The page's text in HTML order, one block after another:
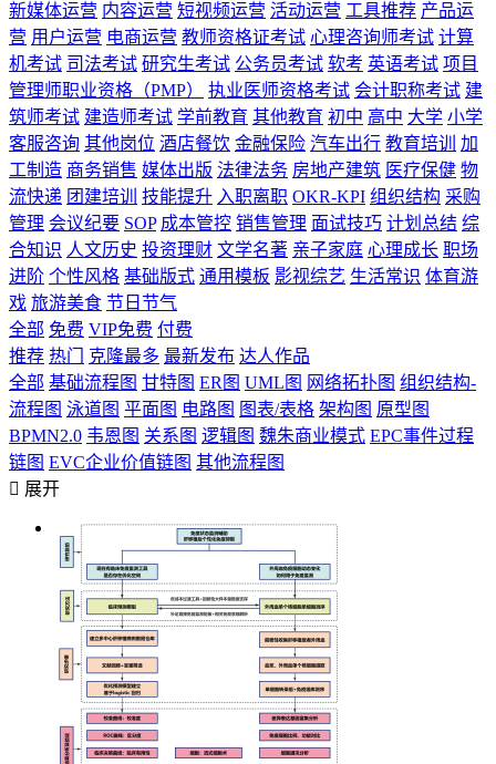
新媒体运营 内容运营 短视频运营 活动运营 工具推荐 产品运
营 用户运营 电商运营 教师资格证考试 心理咨询师考试 计算
机考试 司法考试 研究生考试 公务员考试 软考 英语考试 项目
管理师职业资格（PMP）
执业医师资格考试 会计职称考试 建
筑师考试 建造师考试 学前教育 其他教育 初中 高中 大学 小学
客服咨询 其他岗位 酒店餐饮 金融保险 汽车出行 教育培训
加
工制造 商务销售 媒体出版 法律法务 房地产建筑 医疗保健 物
流快递 团建培训 技能提升 入职离职 OKR-KPI 组织结构 采购
管理 会议纪要 SOP 成本管控 销售管理 面试技巧 计划总结 综
合知识 人文历史 投资理财 文学名著 亲子家庭 心理成长 职场
进阶 个性风格 基础版式 通用模板 影视综艺 生活常识 体育游
戏 旅游美食 节日节气
全部 免费 VIP免费 付费
推荐 热门 克隆最多 最新发布 达人作品
全部 基础流程图 甘特图 ER图 UML图 网络拓扑图 组织结构-
流程图 泳道图 平面图 电路图 图表/表格 架构图 原型图
BPMN2.0 韦恩图 关系图 逻辑图 魏朱商业模式 EPC事件过程
链图 EVC企业价值链图 其他流程图
 展开